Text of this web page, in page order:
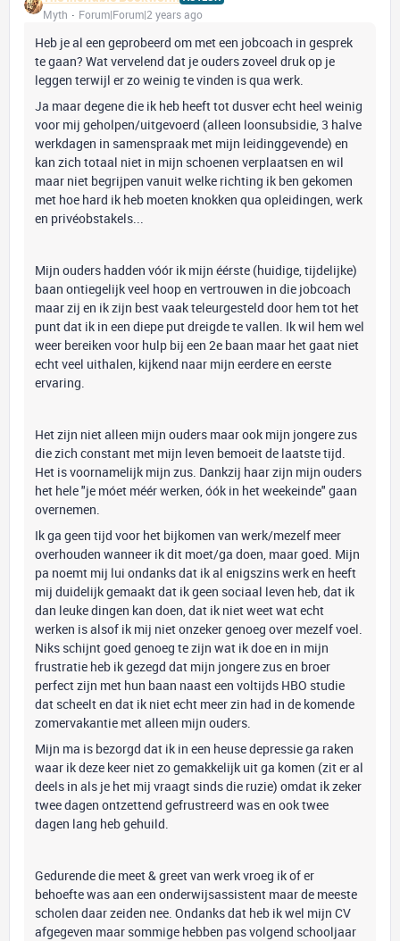
Myth Forum|Forum|2 years ago
Heb je al een geprobeerd om met een jobcoach in gesprek
te gaan? Wat vervelend dat je ouders zoveel druk op je
leggen terwijl er zo weinig te vinden is qua werk.
Ja maar degene die ik heb heeft tot dusver echt heel weinig
voor mij geholpen/uitgevoerd (alleen loonsubsidie, 3 halve
werkdagen in samenspraak met mijn leidinggevende) en
kan zich totaal niet in mijn schoenen verplaatsen en wil
maar niet begrijpen vanuit welke richting ik ben gekomen
met hoe hard ik heb moeten knokken qua opleidingen, werk
en privéobstakels...
Mijn ouders hadden vóór ik mijn éérste (huidige, tijdelijke)
baan ontiegelijk veel hoop en vertrouwen in die jobcoach
maar zij en ik zijn best vaak teleurgesteld door hem tot het
punt dat ik in een diepe put dreigde te vallen. Ik wil hem wel
weer bereiken voor hulp bij een 2e baan maar het gaat niet
echt veel uithalen, kijkend naar mijn eerdere en eerste
ervaring.
Het zijn niet alleen mijn ouders maar ook mijn jongere zus
die zich constant met mijn leven bemoeit de laatste tijd.
Het is voornamelijk mijn zus. Dankzij haar zijn mijn ouders
het hele "je móet méér werken, óók in het weekeinde" gaan
overnemen.
Ik ga geen tijd voor het bijkomen van werk/mezelf meer
overhouden wanneer ik dit moet/ga doen, maar goed. Mijn
pa noemt mij lui ondanks dat ik al enigszins werk en heeft
mij duidelijk gemaakt dat ik geen sociaal leven heb, dat ik
dan leuke dingen kan doen, dat ik niet weet wat echt
werken is alsof ik mij niet onzeker genoeg over mezelf voel.
Niks schijnt goed genoeg te zijn wat ik doe en in mijn
frustratie heb ik gezegd dat mijn jongere zus en broer
perfect zijn met hun baan naast een voltijds HBO studie
dat scheelt en dat ik niet echt meer zin had in de komende
zomervakantie met alleen mijn ouders.
Mijn ma is bezorgd dat ik in een heuse depressie ga raken
waar ik deze keer niet zo gemakkelijk uit ga komen (zit er al
deels in als je het mij vraagt sinds die ruzie) omdat ik zeker
twee dagen ontzettend gefrustreerd was en ook twee
dagen lang heb gehuild.
Gedurende die meet & greet van werk vroeg ik of er
behoefte was aan een onderwijsassistent maar de meeste
scholen daar zeiden nee. Ondanks dat heb ik wel mijn CV
afgegeven maar sommige hebben pas volgend schooljaar